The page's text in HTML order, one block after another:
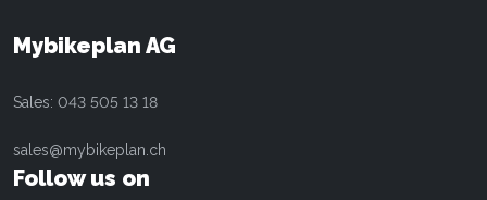
Referral program
Careers
Cresta
Electra
Giant
Moustache
Mybikeplan AG
Sales: 043 505 13 18
sales@mybikeplan.ch
Follow us on